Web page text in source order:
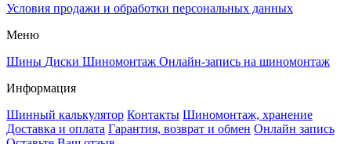
Условия продажи и обработки персональных данных
Меню
Шины Диски Шиномонтаж Онлайн-запись на шиномонтаж
Информация
Шинный калькулятор Контакты Шиномонтаж, хранение
Доставка и оплата Гарантия, возврат и обмен Онлайн запись